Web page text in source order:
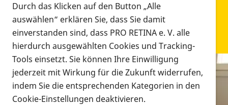
Infomaterial
Infomaterial
Durch das Klicken auf den Button „Alle
auswählen“ erklären Sie, dass Sie damit
einverstanden sind, dass PRO RETINA e. V. alle
hierdurch ausgewählten Cookies und Tracking-
Tools einsetzt. Sie können Ihre Einwilligung
jederzeit mit Wirkung für die Zukunft widerrufen,
indem Sie die entsprechenden Kategorien in den
Cookie-Einstellungen deaktivieren.